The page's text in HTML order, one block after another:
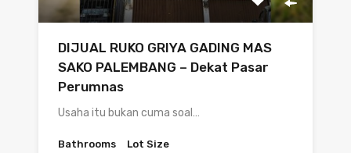
DIJUAL RUKO GRIYA GADING MAS
SAKO PALEMBANG – Dekat Pasar
Perumnas
Usaha itu bukan cuma soal…
Bathrooms Lot Size